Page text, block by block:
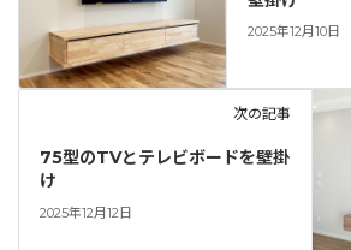
2025年12月10日
次の記事
75型のTVとテレビボードを壁掛
け
2025年12月12日